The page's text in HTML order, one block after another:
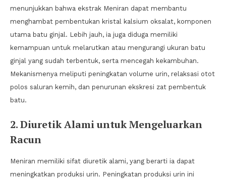
menunjukkan bahwa ekstrak Meniran dapat membantu
menghambat pembentukan kristal kalsium oksalat, komponen
utama batu ginjal. Lebih jauh, ia juga diduga memiliki
kemampuan untuk melarutkan atau mengurangi ukuran batu
ginjal yang sudah terbentuk, serta mencegah kekambuhan.
Mekanismenya meliputi peningkatan volume urin, relaksasi otot
polos saluran kemih, dan penurunan ekskresi zat pembentuk
batu.
2. Diuretik Alami untuk Mengeluarkan
Racun
Meniran memiliki sifat diuretik alami, yang berarti ia dapat
meningkatkan produksi urin. Peningkatan produksi urin ini